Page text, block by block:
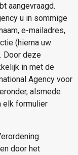
aangevraagd.
u in sommige
e-mailadres,
(hierna uw
Door deze
in met de
Agency voor
alsmede
elk formulier
door het